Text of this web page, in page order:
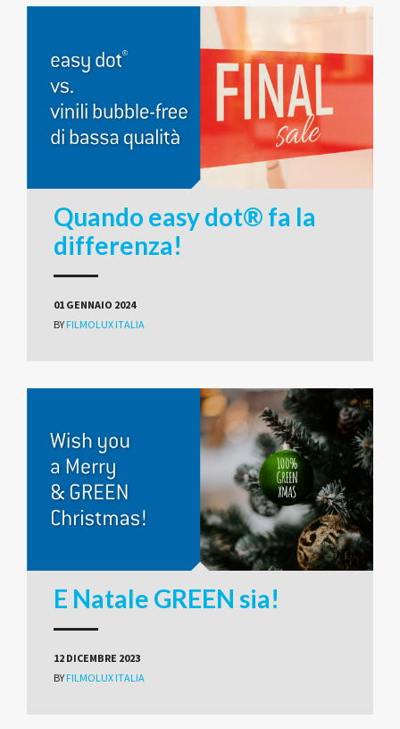
Quando easy dot® fa la
differenza!
01 GENNAIO 2024
BY FILMOLUX ITALIA
E Natale GREEN sia!
12 DICEMBRE 2023
BY FILMOLUX ITALIA